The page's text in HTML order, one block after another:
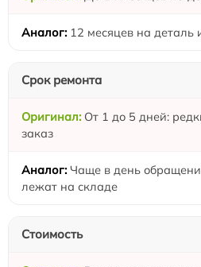
12 месяцев на деталь
Срок ремонта
От 1 до 5 дней:
заказ
Чаще в день
лежат на складе
Стоимость